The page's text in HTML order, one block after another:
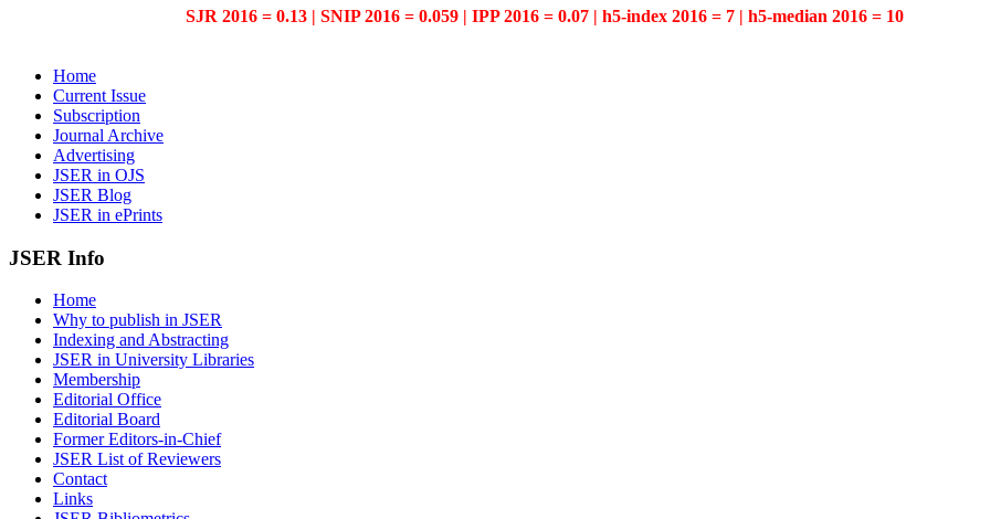
SJR 2016 = 0.13 | SNIP 2016 = 0.059 | IPP 2016 = 0.07 | h5-index 2016 = 7 | h5-median 2016 = 10
Home
Current Issue
Subscription
Journal Archive
Advertising
JSER in OJS
JSER Blog
JSER in ePrints
JSER Info
Home
Why to publish in JSER
Indexing and Abstracting
JSER in University Libraries
Membership
Editorial Office
Editorial Board
Former Editors-in-Chief
JSER List of Reviewers
Contact
Links